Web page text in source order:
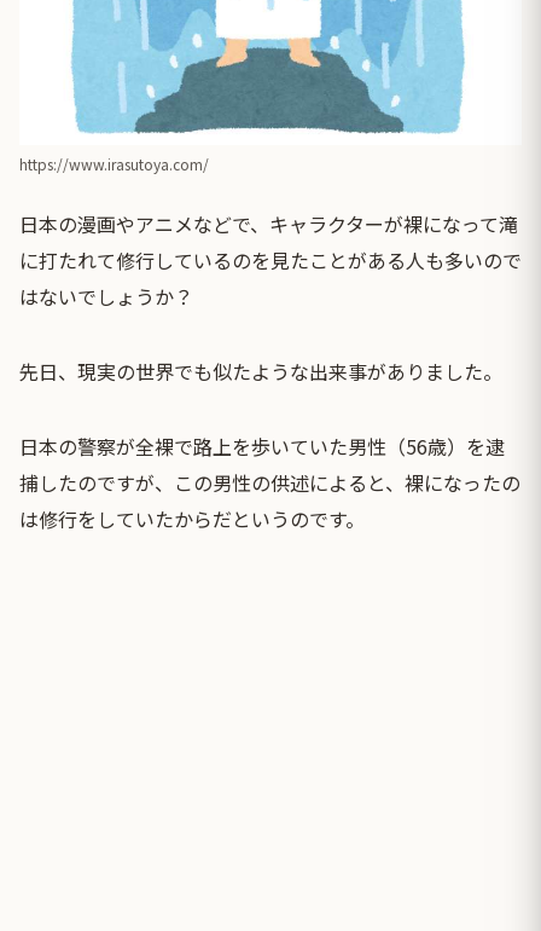
https://www.irasutoya.com/
日本の漫画やアニメなどで、キャラクターが裸になって滝
に打たれて修行しているのを見たことがある人も多いので
はないでしょうか？
先日、現実の世界でも似たような出来事がありました。
日本の警察が全裸で路上を歩いていた男性（56歳）を逮
捕したのですが、この男性の供述によると、裸になったの
は修行をしていたからだというのです。